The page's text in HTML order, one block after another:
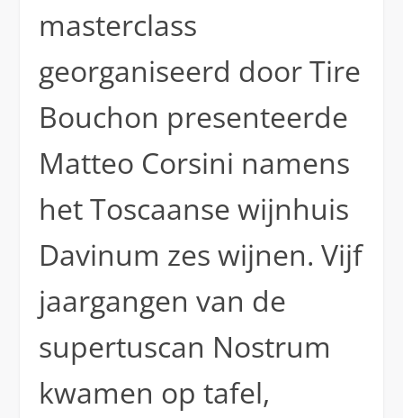
masterclass
georganiseerd door Tire
Bouchon presenteerde
Matteo Corsini namens
het Toscaanse wijnhuis
Davinum zes wijnen. Vijf
jaargangen van de
supertuscan Nostrum
kwamen op tafel,